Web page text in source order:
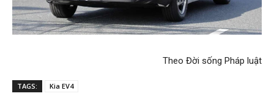
Theo Đời sống Pháp luật​
TAGS: Kia EV4